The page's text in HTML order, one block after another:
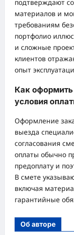
подтверждают
материалов и
требованиям
портфолио
и сложные
клиентов
опыт
Как оформить
условия
Оформление
выезда
согласования
оплаты обычно
предоплату и
В смете
включая
гарантийные
Об авторе